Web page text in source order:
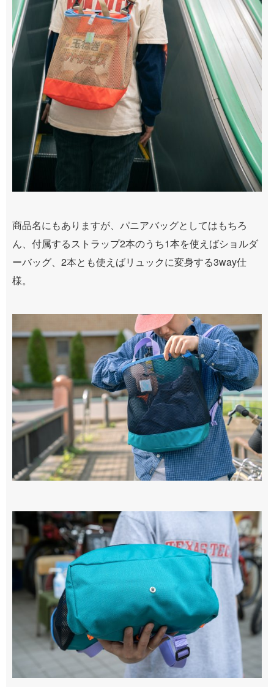
商品名にもありますが、パニアバッグとしてはもちろ
ん、付属するストラップ2本のうち1本を使えばショルダ
ーバッグ、2本とも使えばリュックに変身する3way仕
様。